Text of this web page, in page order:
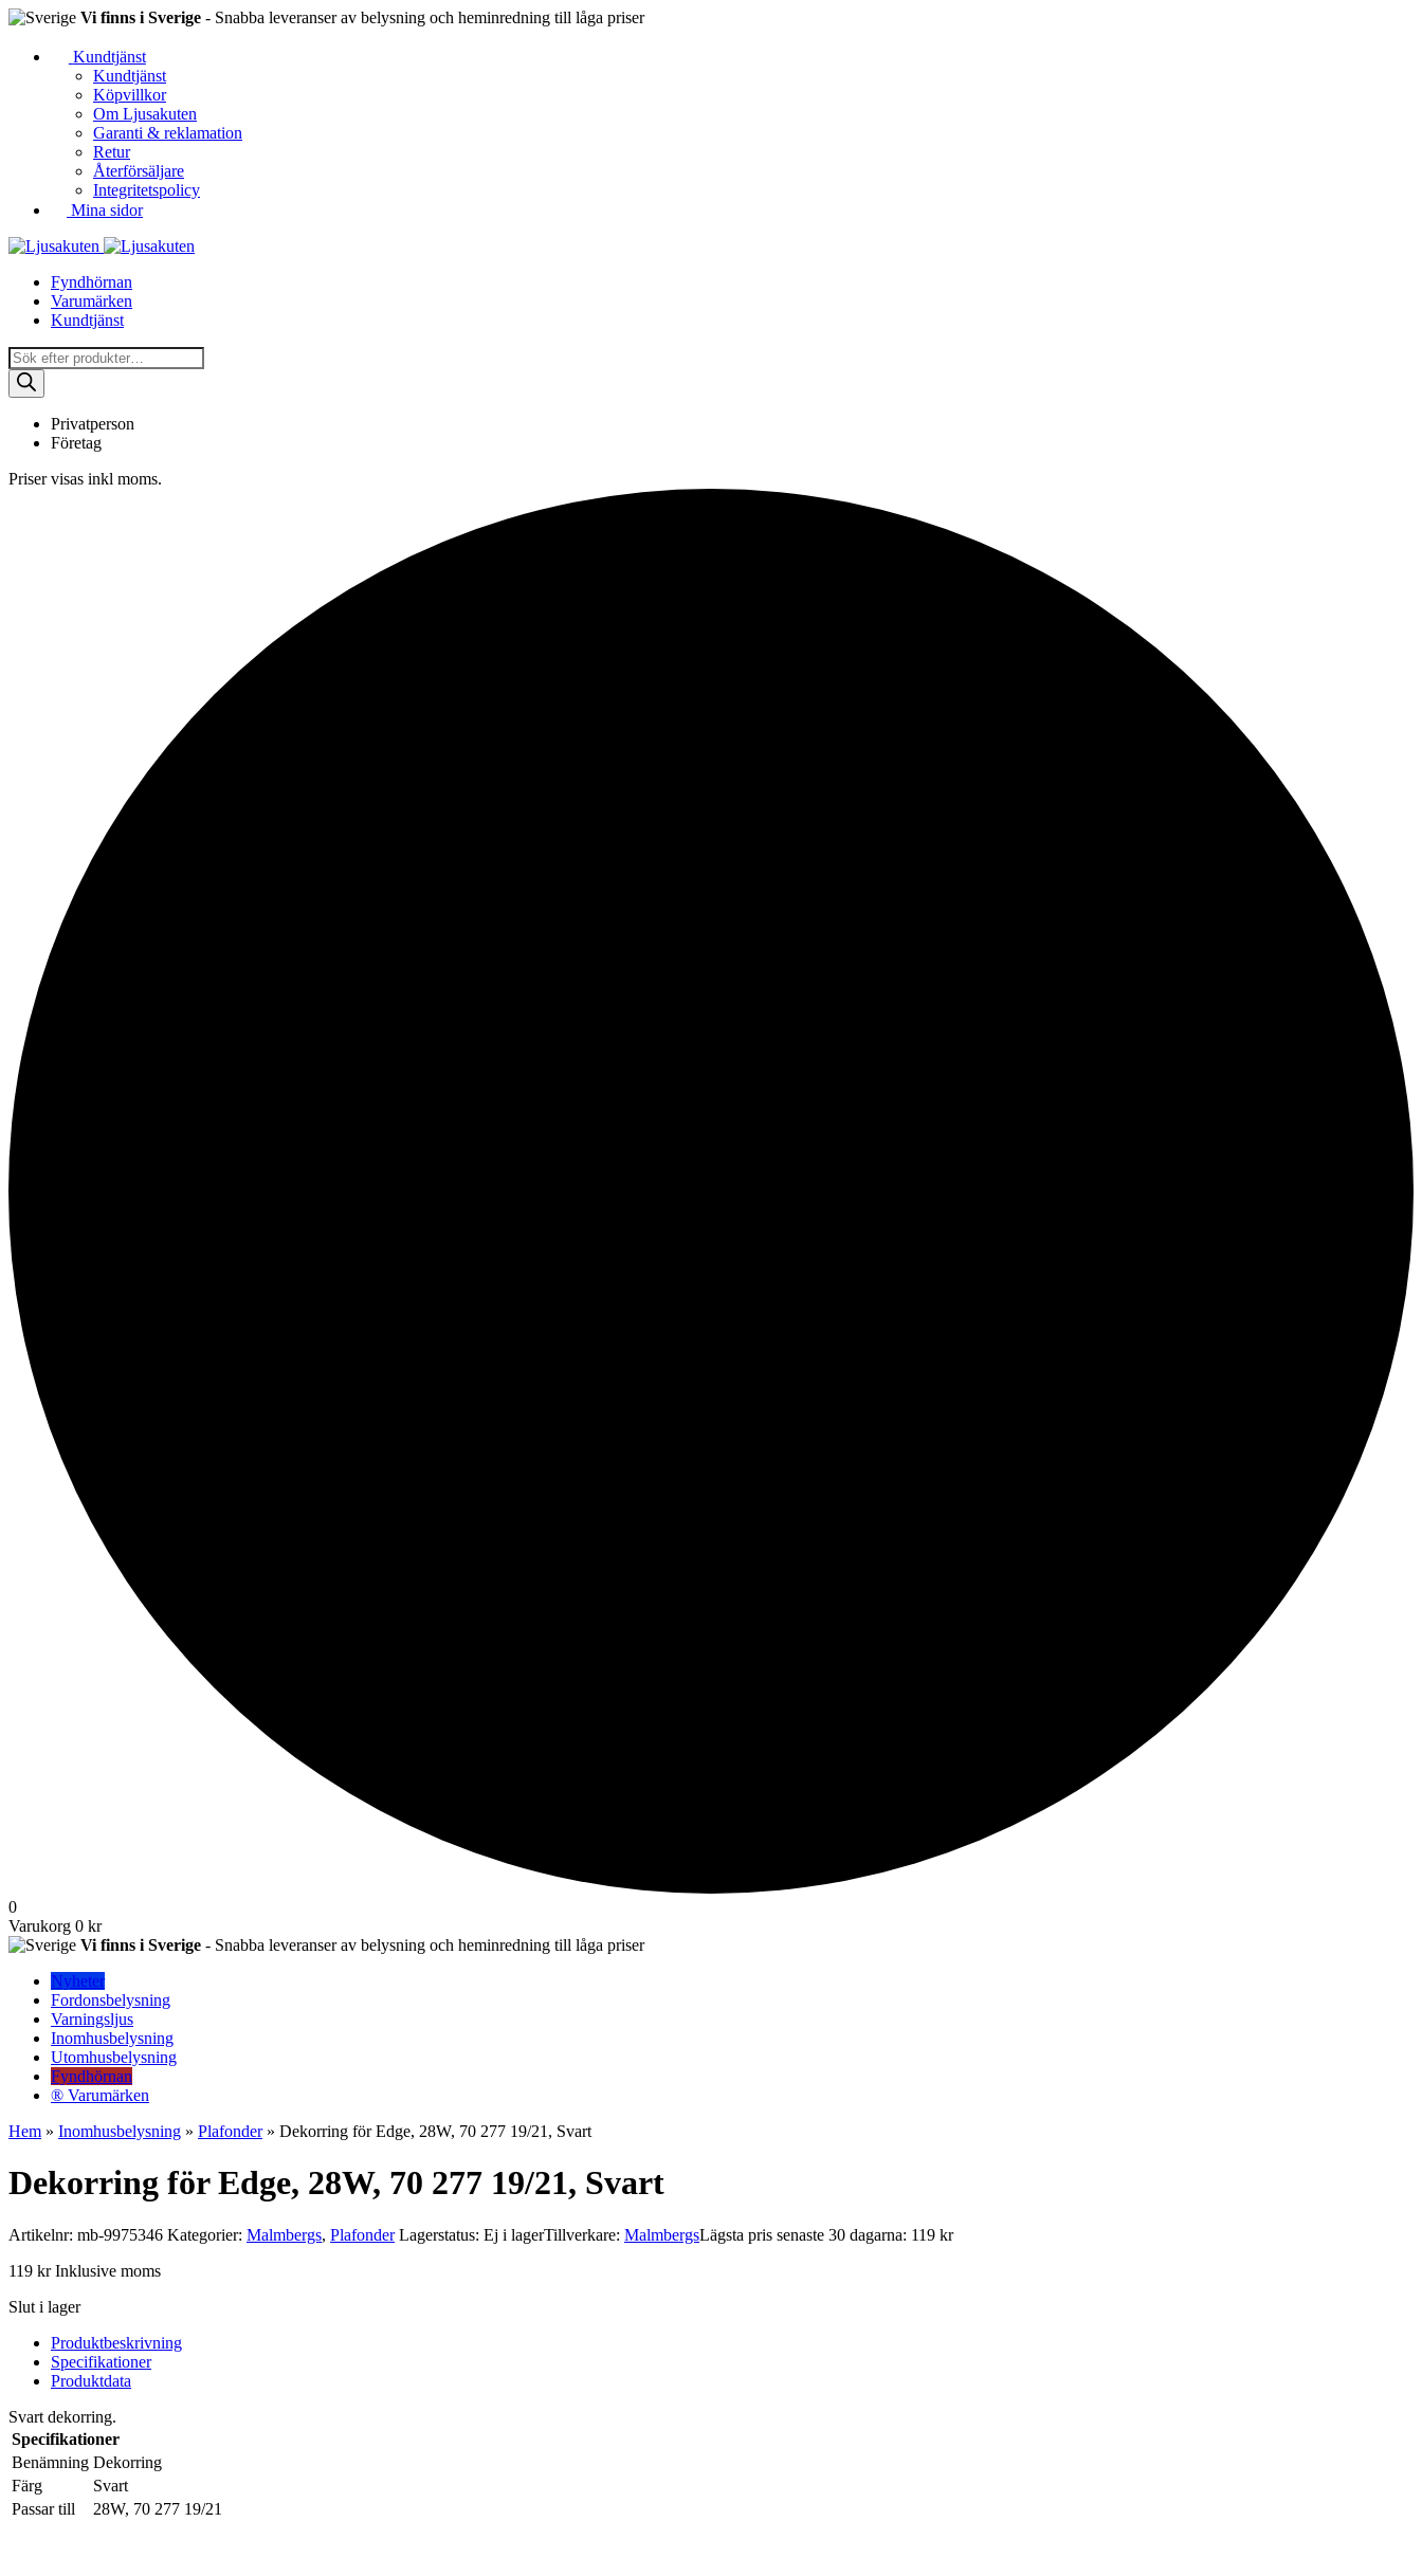
Vi finns i Sverige - Snabba leveranser av belysning och heminredning till låga priser
Kundtjänst
Kundtjänst
Köpvillkor
Om Ljusakuten
Garanti & reklamation
Retur
Återförsäljare
Integritetspolicy
Mina sidor
Fyndhörnan
Varumärken
Kundtjänst
Produktsökning
Privatperson
Företag
Priser visas inkl moms.
0
Varukorg 0 kr
Vi finns i Sverige - Snabba leveranser av belysning och heminredning till låga priser
Nyheter
Fordonsbelysning
Varningsljus
Inomhusbelysning
Utomhusbelysning
Fyndhörnan
® Varumärken
Hem » Inomhusbelysning » Plafonder» Dekorring för Edge, 28W, 70 277 19/21, Svart
Dekorring för Edge, 28W, 70 277 19/21, Svart
Artikelnr: mb-9975346 Kategorier: Malmbergs, Plafonder Lagerstatus: Ej i lagerTillverkare: MalmbergsLägsta pris senaste 30 dagarna: 119 kr
119 kr Inklusive moms
Slut i lager
Produktbeskrivning
Specifikationer
Produktdata
Svart dekorring.
Specifikationer
Benämning Dekorring
Färg
Svart
Passar till
28W, 70 277 19/21